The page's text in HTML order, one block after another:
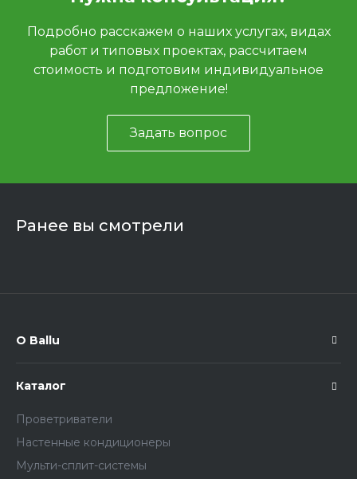
Подробно расскажем о наших услугах, видах
работ и типовых проектах, рассчитаем
стоимость и подготовим индивидуальное
предложение!
Задать вопрос
Ранее вы смотрели
О Ballu
Каталог
Проветриватели
Настенные кондиционеры
Мульти-сплит-системы